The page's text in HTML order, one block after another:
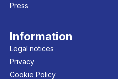
Press
Information
Legal notices
Privacy
Cookie Policy